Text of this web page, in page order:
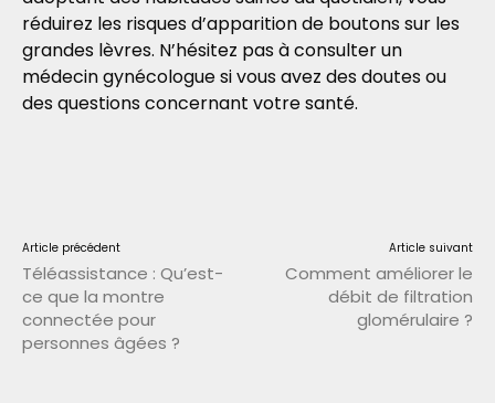
réduirez les risques d’apparition de boutons sur les
grandes lèvres. N’hésitez pas à consulter un
médecin gynécologue si vous avez des doutes ou
des questions concernant votre santé.
Article précédent
Téléassistance : Qu’est-
ce que la montre
connectée pour
personnes âgées ?
Article suivant
Comment améliorer le
débit de filtration
glomérulaire ?